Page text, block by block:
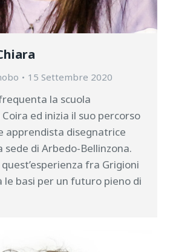
15 Settembre 2020
la scuola
ed inizia il suo percorso
apprendista disegnatrice
sede di Arbedo-Bellinzona.
fra Grigioni
le basi per un futuro pieno di